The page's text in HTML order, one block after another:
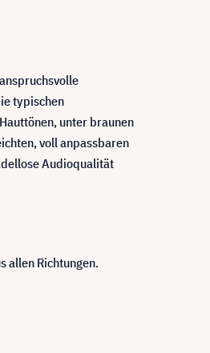
typischen
unter braunen
voll anpassbaren
Audioqualität
allen Richtungen.